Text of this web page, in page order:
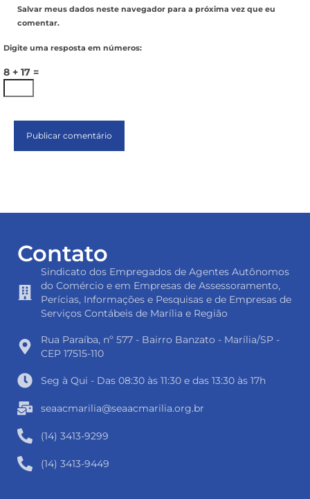
Salvar meus dados neste navegador para a próxima vez que eu
comentar.
Digite uma resposta em números:
8 + 17 =
Contato
Sindicato dos Empregados de Agentes Autônomos
do Comércio e em Empresas de Assessoramento,
Perícias, Informações e Pesquisas e de Empresas de
Serviços Contábeis de Marília e Região
Rua Paraíba, nº 577 - Bairro Banzato - Marília/SP -
CEP 17515-110
Seg à Qui - Das 08:30 às 11:30 e das 13:30 às 17h
seaacmarilia@seaacmarilia.org.br
(14) 3413-9299
(14) 3413-9449